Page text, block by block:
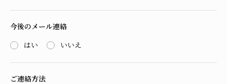
今後のメール連絡
はい
いいえ
ご連絡方法